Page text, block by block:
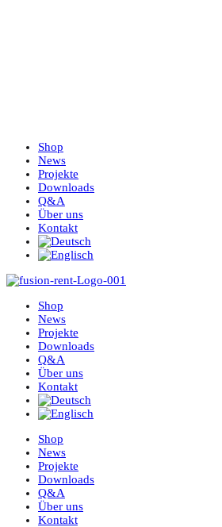
Shop
News
Projekte
Downloads
Q&A
Über uns
Kontakt
Shop
News
Projekte
Downloads
Q&A
Über uns
Kontakt
Shop
News
Projekte
Downloads
Q&A
Über uns
Kontakt